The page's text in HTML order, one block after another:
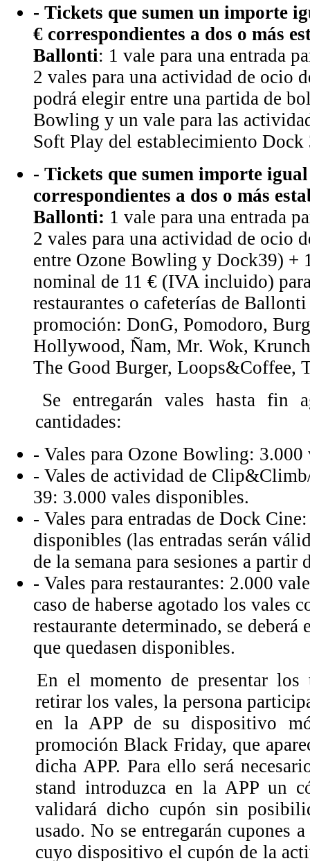
- Tickets que sumen un importe
€ correspondientes a dos o más
Ballonti: 1 vale para una entrada
2 vales para una actividad de ocio
podrá elegir entre una partida de
Bowling y un vale para las
Soft Play del establecimiento Dock
- Tickets que sumen importe
correspondientes a dos o más
Ballonti: 1 vale para una entrada
2 vales para una actividad de ocio
entre Ozone Bowling y Dock39) +
nominal de 11 € (IVA incluido)
restaurantes o cafeterías de Ballonti
promoción: DonG, Pomodoro,
Hollywood, Ñam, Mr. Wok,
The Good Burger, Loops&Coffee,
Se entregarán vales hasta fin
cantidades:
- Vales para Ozone Bowling:
- Vales de actividad de
39: 3.000 vales disponibles.
- Vales para entradas de Dock
disponibles (las entradas serán
de la semana para sesiones a partir
- Vales para restaurantes: 2.000
caso de haberse agotado los vales
restaurante determinado, se deberá
que quedasen disponibles.
En el momento de presentar los
retirar los vales, la persona
en la APP de su dispositivo
promoción Black Friday, que
dicha APP. Para ello será
stand introduzca en la APP un
validará dicho cupón sin
usado. No se entregarán cupones
cuyo dispositivo el cupón de la